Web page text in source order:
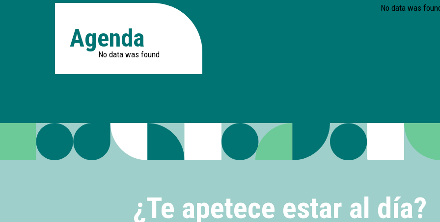
Agenda
No data was found
No data was
¿Te apetece estar al día?